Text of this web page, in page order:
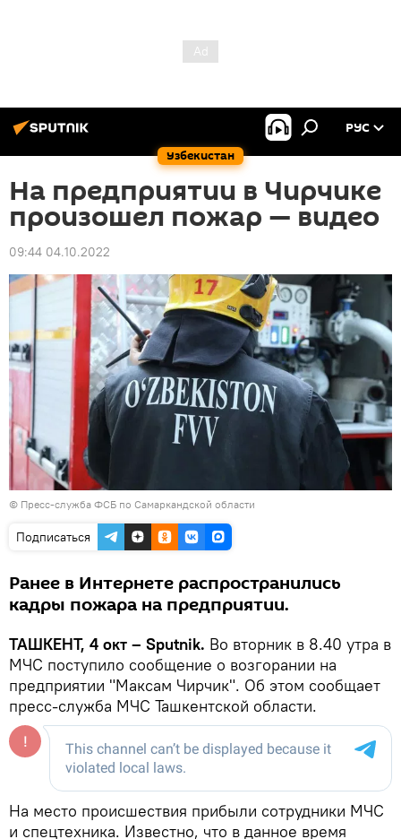
Узбекистан
РУС
На предприятии в Чирчике
произошел пожар — видео
09:44 04.10.2022
© Пресс-служба ФСБ по Самаркандской области
Подписаться
Ранее в Интернете распространились
кадры пожара на предприятии.
ТАШКЕНТ, 4 окт – Sputnik. Во вторник в 8.40 утра в
МЧС поступило сообщение о возгорании на
предприятии "Максам Чирчик". Об этом сообщает
пресс-служба МЧС Ташкентской области.
На место происшествия прибыли сотрудники МЧС
и спецтехника. Известно, что в данное время